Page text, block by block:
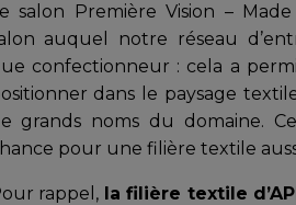
salon Première Vision –
auquel notre réseau
confectionneur : cela a
dans le paysage
grands noms du domaine.
pour une filière textile
rappel, la filière textile